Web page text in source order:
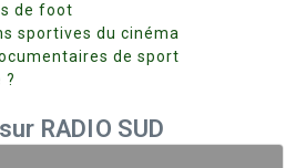
de foot
sportives du cinéma
de sport
?
RADIO SUD